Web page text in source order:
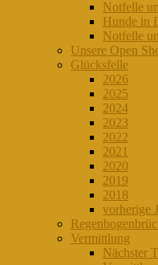
Notfelle
Hunde in
Notfelle
Unsere Open
Glücksfelle
2026
2025
2024
2023
2022
2021
2020
2019
2018
vorherige
Vermittlung
Nächster